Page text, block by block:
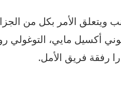
يتوفر على 5 لاعبين أجانب ويتعلق الأمر بكل من
أكسيل مايي، التوغولي
رفقة فريق الأمل.